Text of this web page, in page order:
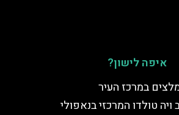
איפה לישון?
במרכז העיר
ויה טולדו המרכזי בנאפולי